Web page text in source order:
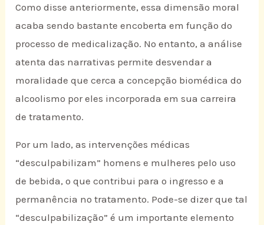
Como disse anteriormente, essa dimensão moral
acaba sendo bastante encoberta em função do
processo de medicalização. No entanto, a análise
atenta das narrativas permite desvendar a
moralidade que cerca a concepção biomédica do
alcoolismo por eles incorporada em sua carreira
de tratamento.
Por um lado, as intervenções médicas
“desculpabilizam” homens e mulheres pelo uso
de bebida, o que contribui para o ingresso e a
permanência no tratamento. Pode-se dizer que tal
“desculpabilização” é um importante elemento